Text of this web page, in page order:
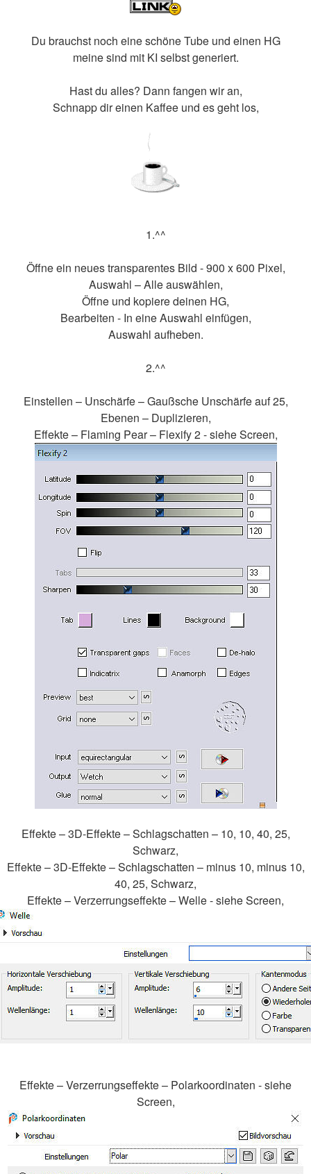
Du brauchst noch eine schöne Tube und einen HG
meine sind mit KI selbst generiert.
Hast du alles? Dann fangen wir an,
Schnapp dir einen Kaffee und es geht los,
1.^^
Öffne ein neues transparentes Bild - 900 x 600 Pixel,
Auswahl – Alle auswählen,
Öffne und kopiere deinen HG,
Bearbeiten - In eine Auswahl einfügen,
Auswahl aufheben.
2.^^
Einstellen – Unschärfe – Gaußsche Unschärfe auf 25,
Ebenen – Duplizieren,
Effekte – Flaming Pear – Flexify 2 - siehe Screen,
Effekte – 3D-Effekte – Schlagschatten – 10, 10, 40, 25,
Schwarz,
Effekte – 3D-Effekte – Schlagschatten – minus 10, minus 10,
40, 25, Schwarz,
Effekte – Verzerrungseffekte – Welle - siehe Screen,
Effekte – Verzerrungseffekte – Polarkoordinaten - siehe
Screen,